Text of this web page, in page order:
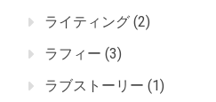
ライティング (2)
ラフィー (3)
ラブストーリー (1)